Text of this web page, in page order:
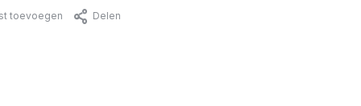
toevoegen Delen